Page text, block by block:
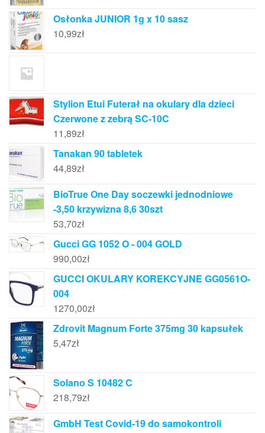
Osłonka JUNIOR 1g x 10 sasz
10,99zł
Stylion Etui Futerał na okulary dla dzieci
Czerwone z zebrą SC-10C
11,89zł
Tanakan 90 tabletek
44,89zł
BioTrue One Day soczewki jednodniowe
-3,50 krzywizna 8,6 30szt
53,70zł
Gucci GG 1052 O - 004 GOLD
990,00zł
GUCCI OKULARY KOREKCYJNE GG0561O-
004
1270,00zł
Zdrovit Magnum Forte 375mg 30 kapsułek
5,47zł
Solano S 10482 C
218,79zł
GmbH Test Covid-19 do samokontroli